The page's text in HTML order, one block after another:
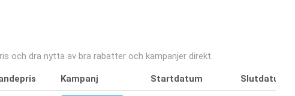
och dra nytta av bra rabatter och kampanjer direkt.
Kampanj Startdatum Slutdatum